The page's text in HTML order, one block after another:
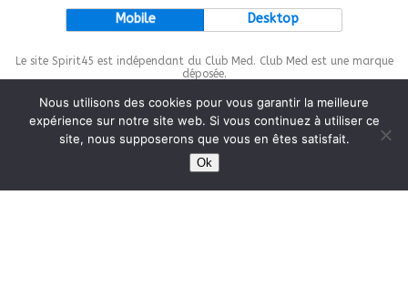
Mobile Desktop
Le site Spirit45 est indépendant du Club Med. Club Med est une marque
déposée.
This site is protected bywp-copyrightpro.com
Nous utilisons des cookies pour vous garantir la meilleure
expérience sur notre site web. Si vous continuez à utiliser ce
site, nous supposerons que vous en êtes satisfait.
Ok